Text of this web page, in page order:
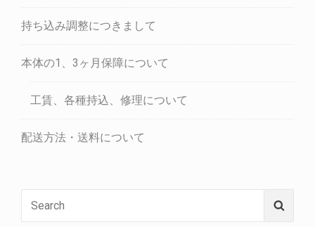
持ち込み調整につきまして
本体の1、3ヶ月保障について
工賃、各種持込、修理について
配送方法・送料について